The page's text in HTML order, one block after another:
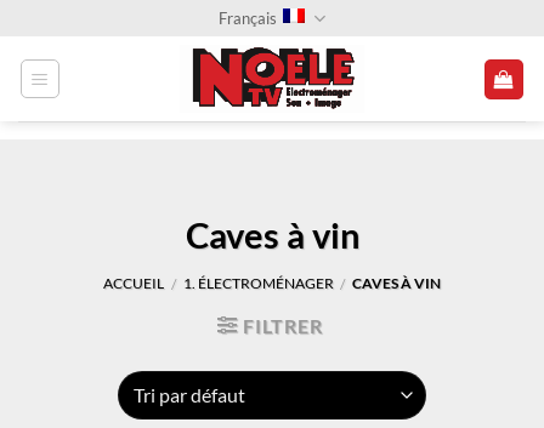
contenu
Français
Caves à vin
ACCUEIL / 1. ÉLECTROMÉNAGER / CAVES À VIN
FILTRER